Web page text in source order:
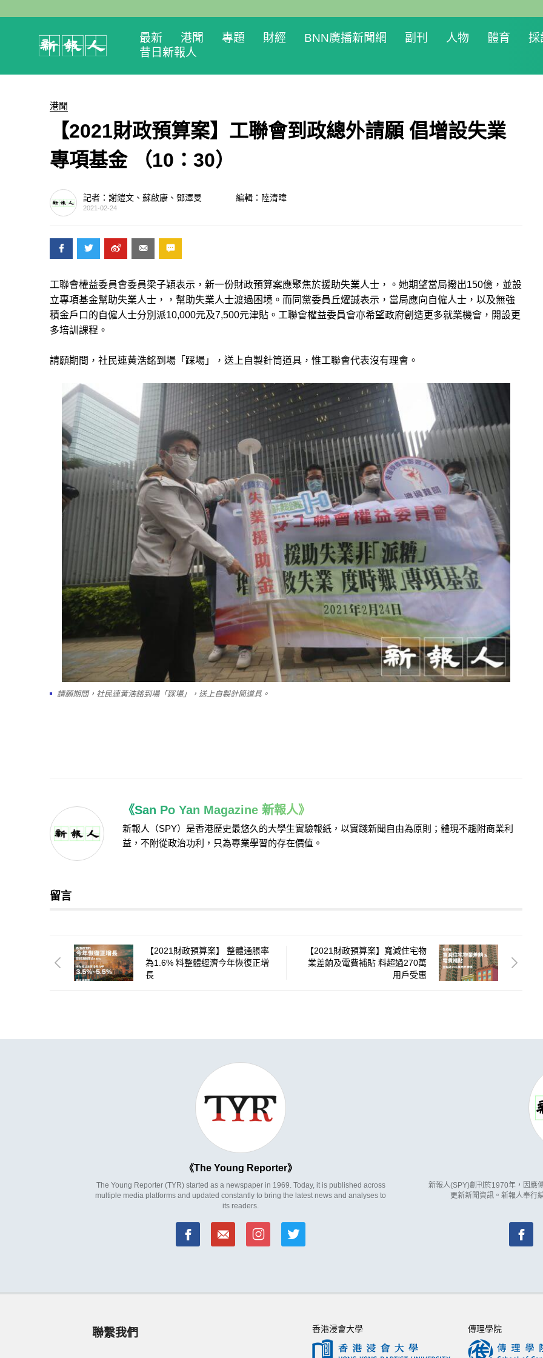
最新 港聞 專題 財經 BNN廣播新聞網 副刊 人物 體育 採
昔日新報人
港聞
【2021財政預算案】工聯會到政總外請願 倡增設失業
專項基金 （10：30）
記者：謝鎧文、蘇啟康、鄧澤旻 編輯：陸清暐
2021-02-24
工聯會權益委員會委員梁子穎表示，新一份財政預算案應聚焦於援助失業人士，。她期望當局撥出150億，並設
立專項基金幫助失業人士，，幫助失業人士渡過困境。而同黨委員丘燿誠表示，當局應向自僱人士，以及無強
積金戶口的自僱人士分別派10,000元及7,500元津貼。工聯會權益委員會亦希望政府創造更多就業機會，開設更
多培訓課程。
請願期間，社民連黃浩銘到場「踩場」，送上自製針筒道具，惟工聯會代表沒有理會。
請願期間，社民連黃浩銘到場「踩場」，送上自製針筒道具。
《San Po Yan Magazine 新報人》
新報人（SPY）是香港歷史最悠久的大學生實驗報紙，以實踐新聞自由為原則；體現不趨附商業利
益，不附從政治功利，只為專業學習的存在價值。
留言
【2021財政預算案】 整體通脹率
為1.6% 料整體經濟今年恢復正增
長
【2021財政預算案】寬減住宅物
業差餉及電費補貼 料超過270萬
用戶受惠
The Young Reporter
The Young Reporter (TYR) started as a newspaper in 1969. Today, it is published across
multiple media platforms and updated constantly to bring the latest news and analyses to
its readers.
新報人(SPY)創刊於1970年，因應
更新新聞資訊。新報人奉行
聯繫我們 香港浸會大學 傳理學院